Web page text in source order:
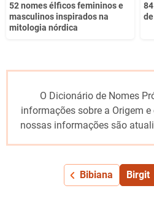
52 nomes élficos femininos e
masculinos inspirados na
mitologia nórdica
O Dicionário de Nomes
informações sobre a Origem
nossas informações são
Bibiana Birgit